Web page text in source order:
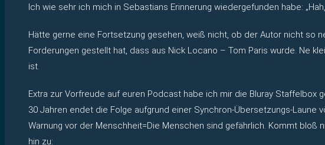
Ich wie sehr ich mich in Sebastians Erinnerung wiedergefunden habe:
Hätte gerne eine Fortsetzung gesehen, weiß nicht, ob der Autor nicht so
Forderungen gestellt hat, dass aus Nick Locano – Tom Paris wurde. Ne
ist.
Extra zur Vorfreude auf euren Podcast habe ich mir die Bluray Staffelbox
30 Jahren endet die Folge aufgrund einer Synchron-Übersetzungs-Laune
Warnung vor der Menschheit=Die Menschen sind gefährlich. Kommt bloß
hin zu: